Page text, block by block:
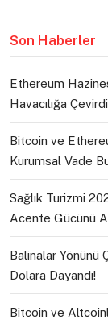
Son Haberler
Ethereum
Havacılığa
Bitcoin ve
Kurumsal Vade
Sağlık Turizmi
Acente Gücünü
Balinalar Yönünü
Dolara Dayandı!
Bitcoin ve